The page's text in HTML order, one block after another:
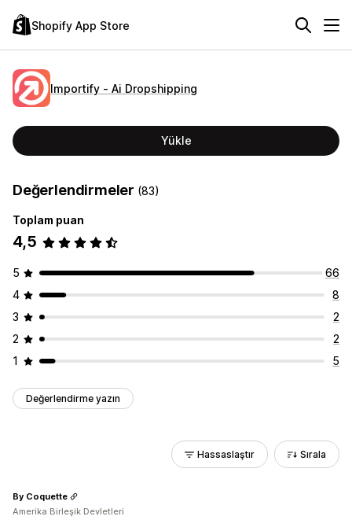
Shopify App Store
Importify ‑ Ai Dropshipping
Yükle
Değerlendirmeler (83)
Toplam puan
4,5
5
66
4
8
3
2
2
2
1
5
Değerlendirme yazın
Hassaslaştır Sırala
By Coquette
Amerika Birleşik Devletleri